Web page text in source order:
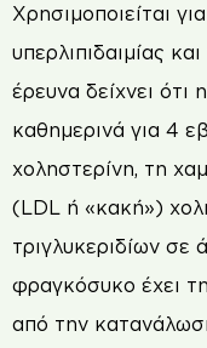
Χρησιμοποιείται
υπερλιπιδαιμίας
έρευνα δείχνει
καθημερινά για 4
χοληστερίνη, τη
(LDL ή «κακή»)
τριγλυκεριδίων
φραγκόσυκο έχει
από την